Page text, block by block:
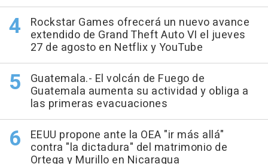
Rockstar Games ofrecerá un nuevo avance
extendido de Grand Theft Auto VI el jueves
27 de agosto en Netflix y YouTube
Guatemala.- El volcán de Fuego de
Guatemala aumenta su actividad y obliga a
las primeras evacuaciones
EEUU propone ante la OEA "ir más allá"
contra "la dictadura" del matrimonio de
Ortega y Murillo en Nicaragua